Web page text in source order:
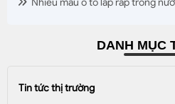
Nhiều mẫu ô tô lắp ráp trong
DANH MỤC
Tin tức thị trường